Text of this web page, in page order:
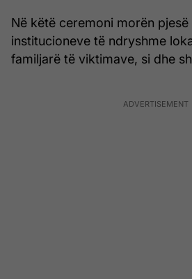
Në këtë ceremoni morën
institucioneve të ndryshme
familjarë të viktimave, si dhe